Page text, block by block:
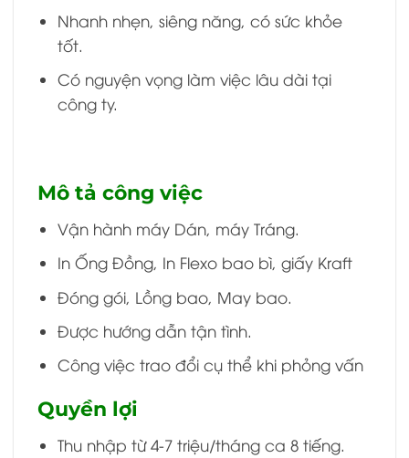
Nhanh nhẹn, siêng năng, có sức khỏe
tốt.
Có nguyện vọng làm việc lâu dài tại
công ty.
Mô tả công việc
Vận hành máy Dán, máy Tráng.
In Ống Đồng, In Flexo bao bì, giấy Kraft
Đóng gói, Lồng bao, May bao.
Được hướng dẫn tận tình.
Công việc trao đổi cụ thể khi phỏng vấn
Quyền lợi
Thu nhập từ 4-7 triệu/tháng ca 8 tiếng.